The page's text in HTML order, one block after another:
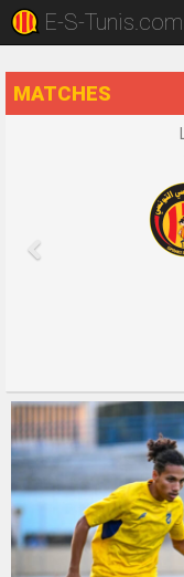
E-S-Tunis.com
MATCHES